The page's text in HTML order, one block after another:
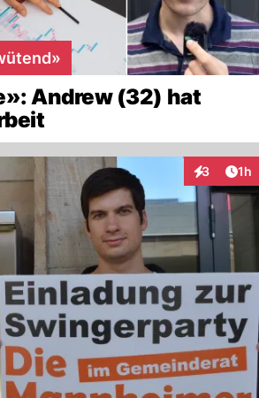
Andrew (32) hat
3 1h